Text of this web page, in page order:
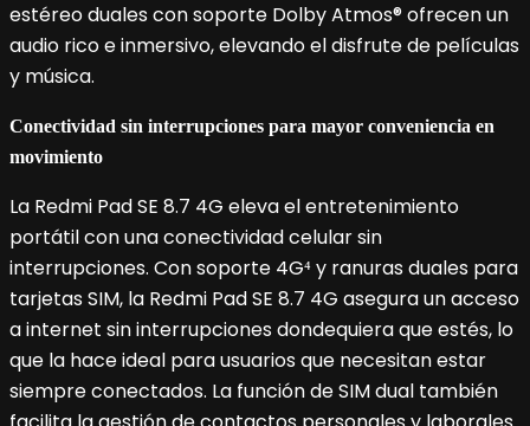
estéreo duales con soporte Dolby Atmos® ofrecen un
audio rico e inmersivo, elevando el disfrute de películas
y música.
Conectividad sin interrupciones para mayor conveniencia en
movimiento
La Redmi Pad SE 8.7 4G eleva el entretenimiento
portátil con una conectividad celular sin
interrupciones. Con soporte 4G⁴ y ranuras duales para
tarjetas SIM, la Redmi Pad SE 8.7 4G asegura un acceso
a internet sin interrupciones dondequiera que estés, lo
que la hace ideal para usuarios que necesitan estar
siempre conectados. La función de SIM dual también